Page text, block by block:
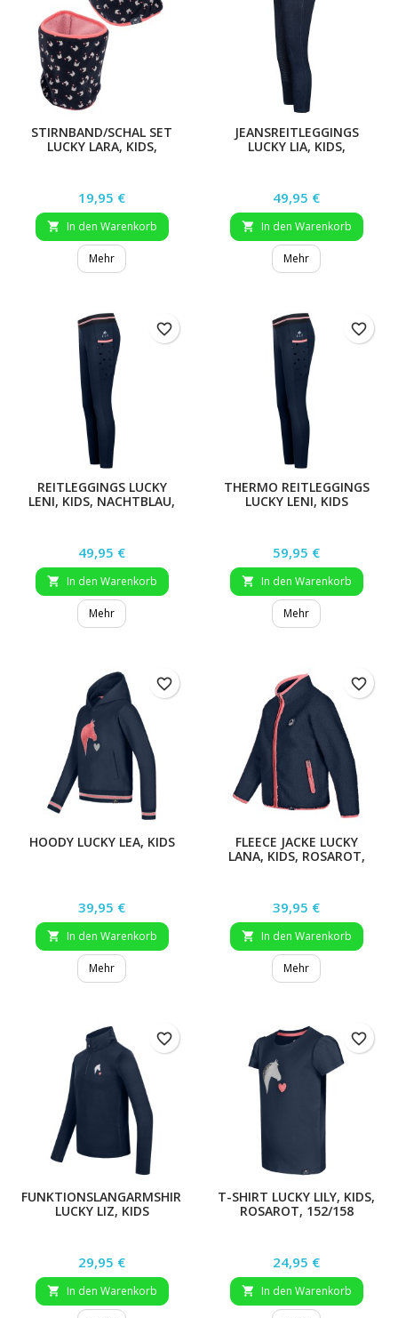
STIRNBAND/SCHAL SET
LUCKY LARA, KIDS,
Preis
19,95 €
 In den Warenkorb
Mehr
JEANSREITLEGGINGS
LUCKY LIA, KIDS,
Preis
49,95 €
 In den Warenkorb
Mehr
REITLEGGINGS LUCKY
LENI, KIDS, NACHTBLAU,
Preis
49,95 €
 In den Warenkorb
Mehr
favorite_border
THERMO REITLEGGINGS
LUCKY LENI, KIDS
Preis
59,95 €
 In den Warenkorb
Mehr
favorite_border
HOODY LUCKY LEA, KIDS
Preis
39,95 €
 In den Warenkorb
Mehr
favorite_border
FLEECE JACKE LUCKY
LANA, KIDS, ROSAROT,
Preis
39,95 €
 In den Warenkorb
Mehr
favorite_border
FUNKTIONSLANGARMSHIRT
LUCKY LIZ, KIDS
Preis
29,95 €
 In den Warenkorb
favorite_border
T-SHIRT LUCKY LILY, KIDS,
ROSAROT, 152/158
Preis
24,95 €
 In den Warenkorb
favorite_border